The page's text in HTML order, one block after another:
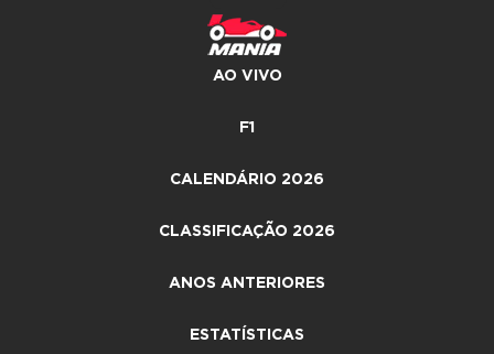
AO VIVO
F1
CALENDÁRIO 2026
CLASSIFICAÇÃO 2026
ANOS ANTERIORES
ESTATÍSTICAS